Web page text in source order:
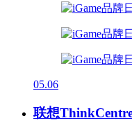
05.06
联想